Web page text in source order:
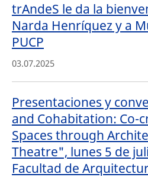
trAndeS le da la
Narda Henríquez y a
PUCP
03.07.2025
Presentaciones y
and Cohabitation: Co-
Spaces through
Theatre", lunes 5 de
Facultad de